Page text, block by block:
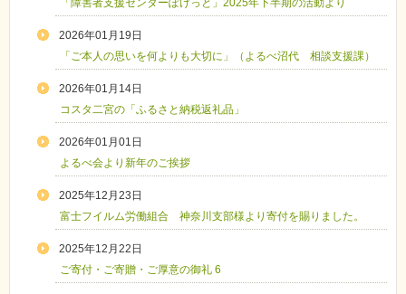
「障害者支援センターぽけっと」2025年下半期の活動より
2026年01月19日
「ご本人の思いを何よりも大切に」（よるべ沼代 相談支援課）
2026年01月14日
コスタ二宮の「ふるさと納税返礼品」
2026年01月01日
よるべ会より新年のご挨拶
2025年12月23日
富士フイルム労働組合 神奈川支部様より寄付を賜りました。
2025年12月22日
ご寄付・ご寄贈・ご厚意の御礼 6